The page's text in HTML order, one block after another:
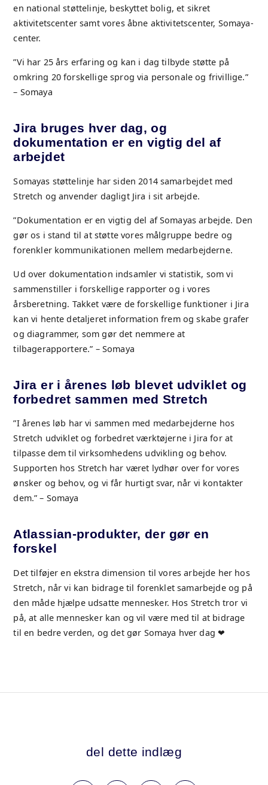
en national støttelinje, beskyttet bolig, et sikret
aktivitetscenter samt vores åbne aktivitetscenter, Somaya-
center.
”Vi har 25 års erfaring og kan i dag tilbyde støtte på
omkring 20 forskellige sprog via personale og frivillige.”
– Somaya
Jira bruges hver dag, og
dokumentation er en vigtig del af
arbejdet
Somayas støttelinje har siden 2014 samarbejdet med
Stretch og anvender dagligt Jira i sit arbejde.
”Dokumentation er en vigtig del af Somayas arbejde. Den
gør os i stand til at støtte vores målgruppe bedre og
forenkler kommunikationen mellem medarbejderne.
Ud over dokumentation indsamler vi statistik, som vi
sammenstiller i forskellige rapporter og i vores
årsberetning. Takket være de forskellige funktioner i Jira
kan vi hente detaljeret information frem og skabe grafer
og diagrammer, som gør det nemmere at
tilbagerapportere.” – Somaya
Jira er i årenes løb blevet udviklet og
forbedret sammen med Stretch
”I årenes løb har vi sammen med medarbejderne hos
Stretch udviklet og forbedret værktøjerne i Jira for at
tilpasse dem til virksomhedens udvikling og behov.
Supporten hos Stretch har været lydhør over for vores
ønsker og behov, og vi får hurtigt svar, når vi kontakter
dem.” – Somaya
Atlassian-produkter, der gør en
forskel
Det tilføjer en ekstra dimension til vores arbejde her hos
Stretch, når vi kan bidrage til forenklet samarbejde og på
den måde hjælpe udsatte mennesker. Hos Stretch tror vi
på, at alle mennesker kan og vil være med til at bidrage
til en bedre verden, og det gør Somaya hver dag ❤
del dette indlæg